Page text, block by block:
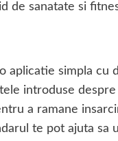
de sanatate si
aplicatie simpla
introduse
a ramane
te pot ajuta sa